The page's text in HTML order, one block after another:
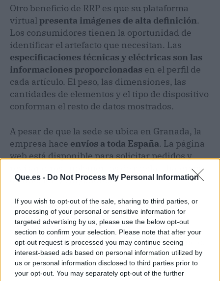
Que.es - Do Not Process My Personal Information
If you wish to opt-out of the sale, sharing to third parties, or
processing of your personal or sensitive information for
targeted advertising by us, please use the below opt-out
section to confirm your selection. Please note that after your
opt-out request is processed you may continue seeing
interest-based ads based on personal information utilized by
us or personal information disclosed to third parties prior to
your opt-out. You may separately opt-out of the further
Otro beneficio de RRP es que su plataforma
virtualpresenta imágenes de alta definición.
Los consumidores tienen la oportunidad de
identificar el artefacto que necesitan. Las
especificaciones técnicas y eléctricas son las
informaciones proporcionadas en el perfil de
cada artículo. El peso, las dimensiones, las
cantidades de elementos y el tipo de dispositivo
conforman el resto de datos mostrados.
A pesar de que la sede se ubica en Granada, la
empresa hace envíos a toda España. La página
web está disponible para solicitar pedidos y
revisar otros suplementos de ruedas, baterías
de tracción y cargadores.
La adquisición de un motor de arranque
extiende la vida útil de las carretillas
elevadoras. Esa es la razón por la que tantos
clientes acuden a RRP e incluyen sus productos
en su cadena de trabajo.